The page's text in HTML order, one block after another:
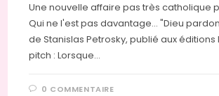
Une nouvelle affaire pas très catholique
Qui ne l'est pas davantage... "Dieu
de Stanislas Petrosky, publié aux éditions
pitch : Lorsque…
0 COMMENTAIRE